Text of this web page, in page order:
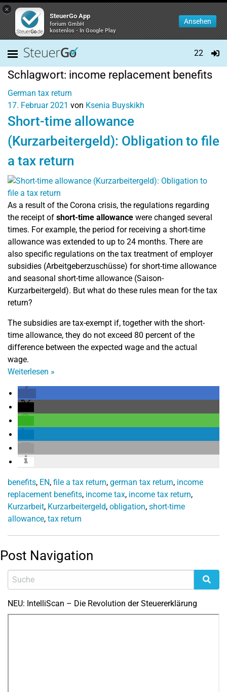
×
SteuerGo App
forium GmbH
kostenlos - In Google Play
Ansehen
22
Schlagwort: income replacement benefits
German tax return
17. Februar 2021 von Ksenia Buyskikh
Short-time allowance
(Kurzarbeitergeld): Obligation to file
a tax return
As a result of the Corona crisis, the regulations regarding
the receipt of short-time allowance were changed several
times. For example, the period for receiving a short-time
allowance was extended to up to 24 months. There are
also specific regulations on the tax treatment of employer
subsidies (Arbeitgeberzuschüsse) for short-time allowance
and seasonal short-time allowance (Saison-
Kurzarbeitergeld). But what do these rules mean for the tax
return?
The subsidies are tax-exempt if, together with the short-
time allowance, they do not exceed 80 percent of the
difference between the expected wage and the actual
wage.
Weiterlesen »
benefits, EN, file a tax return, german tax return, income
replacement benefits, income tax, income tax return,
Kurzarbeit, Kurzarbeitergeld, obligation, short-time
allowance, tax return
Post Navigation
NEU: IntelliScan – Die Revolution der Steuererklärung